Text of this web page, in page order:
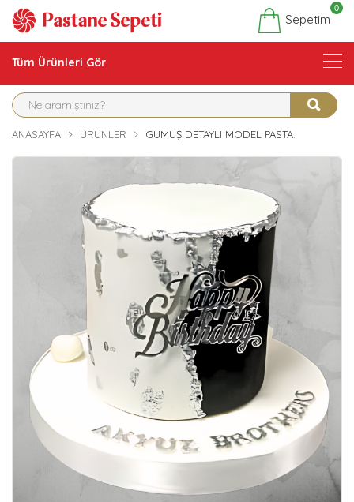
Sepetim
0
Tüm Ürünleri Gör
ANASAYFA ÜRÜNLER GÜMÜŞ DETAYLI MODEL PASTA.